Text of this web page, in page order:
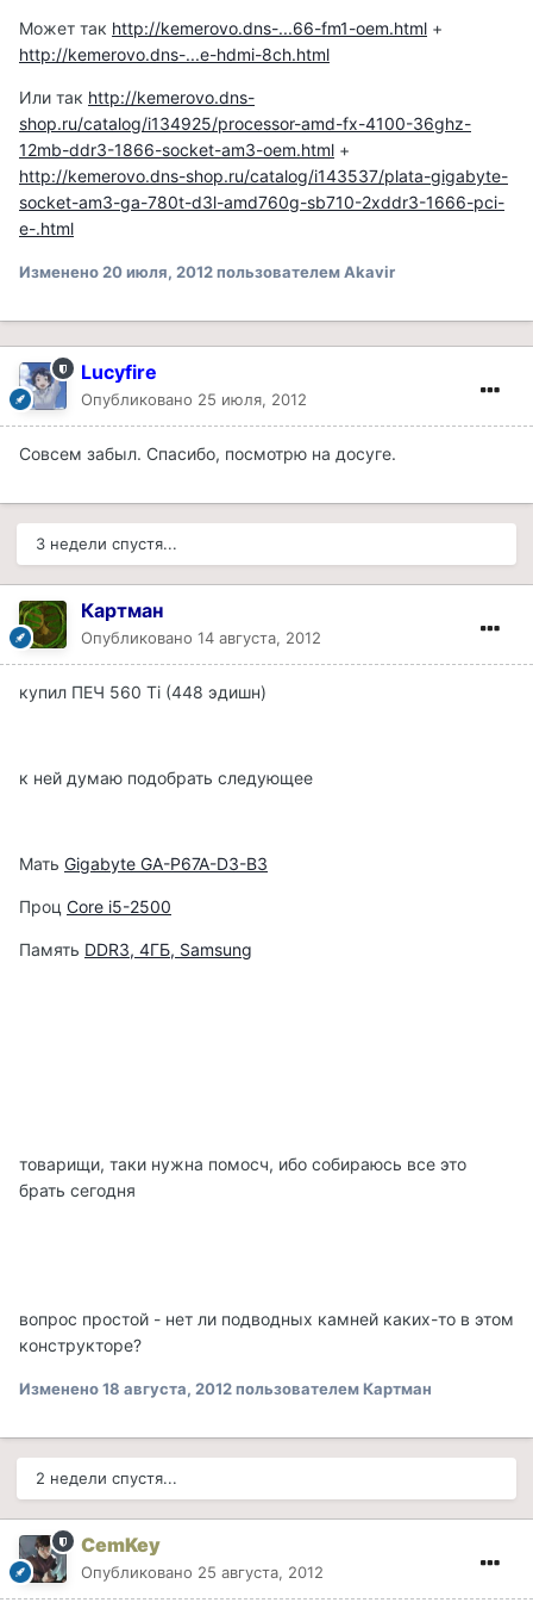
Может так http://kemerovo.dns-...66-fm1-oem.html +
http://kemerovo.dns-...e-hdmi-8ch.html
Или так http://kemerovo.dns-
shop.ru/catalog/i134925/processor-amd-fx-4100-36ghz-
12mb-ddr3-1866-socket-am3-oem.html +
http://kemerovo.dns-shop.ru/catalog/i143537/plata-gigabyte-
socket-am3-ga-780t-d3l-amd760g-sb710-2xddr3-1666-pci-
e-.html
Изменено20 июля, 2012пользователем Akavir
Lucyfire
Опубликовано 25 июля, 2012
Совсем забыл. Спасибо, посмотрю на досуге.
3 недели спустя...
Картман
Опубликовано 14 августа, 2012
купил ПЕЧ 560 Ti (448 эдишн)
к ней думаю подобрать следующее
Мать Gigabyte GA-P67A-D3-B3
Проц Core i5-2500
Память DDR3, 4ГБ, Samsung
товарищи, таки нужна помосч, ибо собираюсь все это
брать сегодня
вопрос простой - нет ли подводных камней каких-то в этом
конструкторе?
Изменено18 августа, 2012пользователем Картман
2 недели спустя...
CemKey
Опубликовано 25 августа, 2012